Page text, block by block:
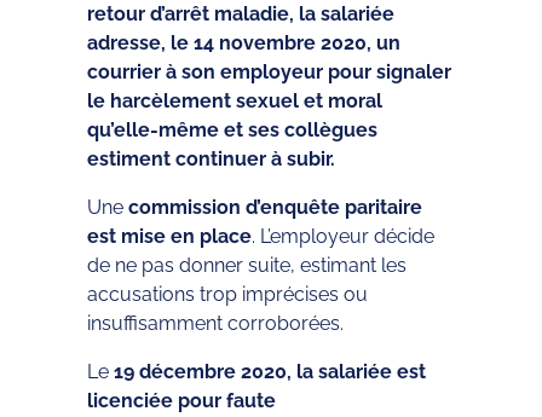
retour d’arrêt maladie, la salariée
adresse, le 14 novembre 2020, un
courrier à son employeur pour signaler
le harcèlement sexuel et moral
qu’elle-même et ses collègues
estiment continuer à subir.
Une commission d’enquête paritaire
est mise en place. L’employeur décide
de ne pas donner suite, estimant les
accusations trop imprécises ou
insuffisamment corroborées.
Le 19 décembre 2020, la salariée est
licenciée pour faute